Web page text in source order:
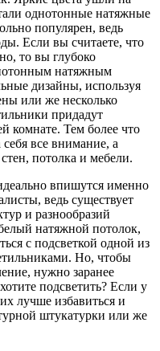
однотонные натяжные
популярен, ведь
Если вы считаете, что
то вы глубоко
натяжным
дизайны, используя
или же несколько
придадут
комнате. Тем более что
все внимание, а
потолка и мебели.
впишутся именно
ведь существует
и разнообразий
натяжной потолок,
с подсветкой одной из
Но, чтобы
нужно заранее
подсветить? Если у
лучше избавиться и
штукатурки или же